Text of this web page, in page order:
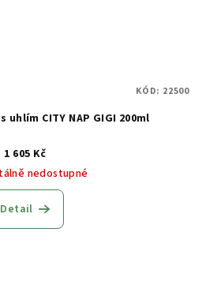
CITY NAP GIGI 200ml
1 605 Kč
nedostupné
Detail
KÓD: 22500